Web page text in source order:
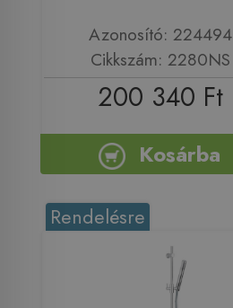
Azonosító: 224494
Cikkszám: 2280NS
200 340 Ft
Kosárba
Rendelésre